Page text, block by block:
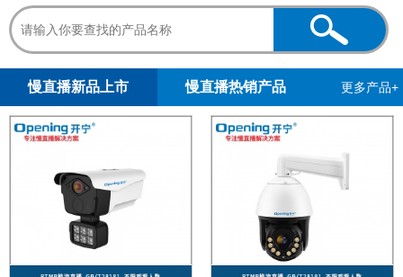
慢直播新品上市 慢直播热销产品 更多产品+